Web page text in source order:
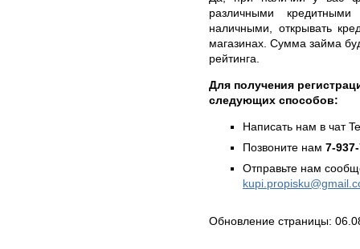
различными
наличными, открывать
магазинах. Сумма займа
рейтинга.
Для получения
следующих способов:
Написать нам в чат
Позвоните нам 7-
Отправьте нам
Обновление страницы: